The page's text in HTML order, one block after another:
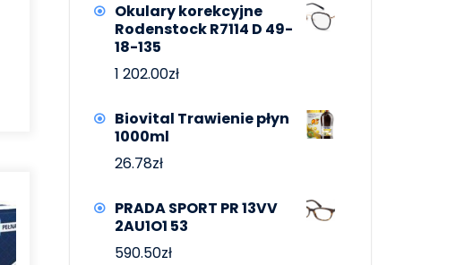
Okulary korekcyjne
Rodenstock R7114 D 49-
18-135
1 202.00zł
Biovital Trawienie płyn
1000ml
26.78zł
PRADA SPORT PR 13VV
2AU1O1 53
590.50zł